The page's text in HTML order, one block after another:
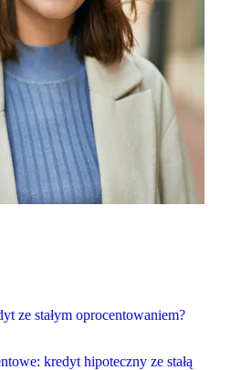
ze stałym oprocentowaniem?
kredyt hipoteczny ze stałą